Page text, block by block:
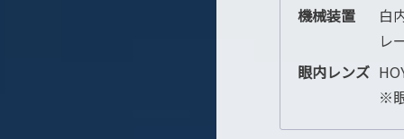
機械装置
白
レ
眼内レンズ
※